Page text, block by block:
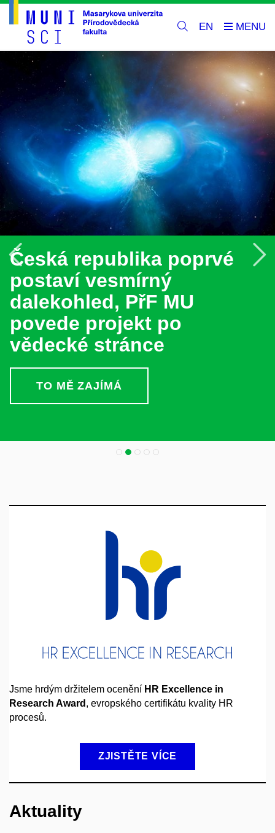
EN
Česká republika poprvé
postaví vesmírný
dalekohled, PřF MU
povede projekt po
vědecké stránce
TO MĚ ZAJÍMÁ
Předchozí
Jsme hrdým držitelem ocenění HR Excellence in
Research Award , evropského certifikátu kvality HR
procesů.
ZJISTĚTE VÍCE
Aktuality